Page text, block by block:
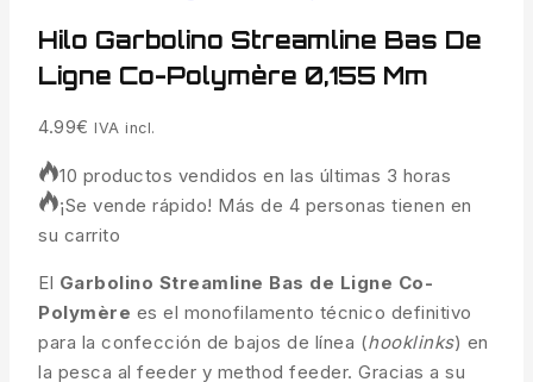
Hilo Garbolino Streamline Bas De
Ligne Co-Polymère 0,155 Mm
4.99€ IVA incl.
10 productos vendidos en las últimas 3 horas
¡Se vende rápido! Más de 4 personas tienen en
su carrito
El Garbolino Streamline Bas de Ligne Co-
Polymère es el monofilamento técnico definitivo
para la confección de bajos de línea (hooklinks) en
la pesca al feeder y method feeder. Gracias a su